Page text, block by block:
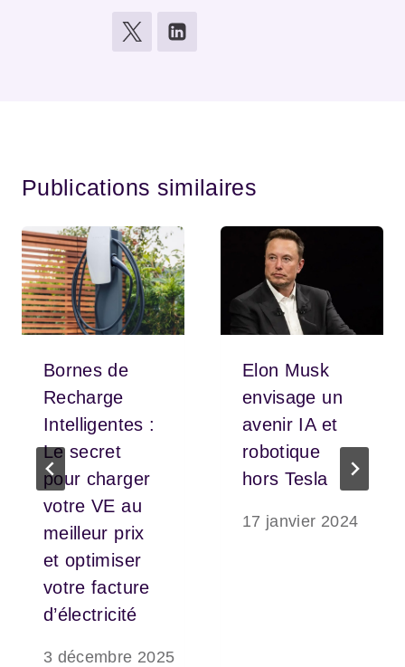
Publications similaires
Bornes de
Recharge
Intelligentes :
Le secret
pour charger
votre VE au
meilleur prix
et optimiser
votre facture
d’électricité
3 décembre 2025
Elon Musk
envisage un
avenir IA et
robotique
hors Tesla
17 janvier 2024